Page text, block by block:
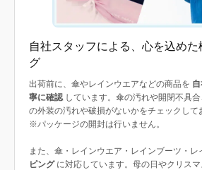
自社スタッフによる、心を込め
グ
出荷前に、傘やレインウエアなどの商品を
寧に確認 しています。傘の汚れや開閉不具
の外装の汚れや破損がないかをチェックして
※パッケージの開封は行いません。
また、傘・レインウエア・レインブーツ・レ
ピングに対応しています。母の日やクリス